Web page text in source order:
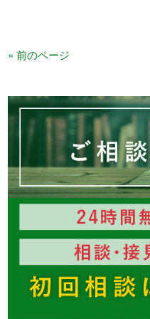
« 前のページ